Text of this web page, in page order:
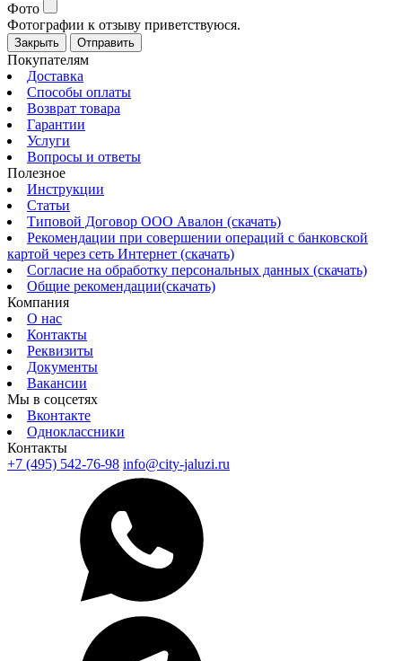
Фото
Фотографии к отзыву приветствуюся.
Закрыть Отправить
Покупателям
Доставка
Способы оплаты
Возврат товара
Гарантии
Услуги
Вопросы и ответы
Полезное
Инструкции
Статьи
Типовой Договор ООО Авалон (скачать)
Рекомендации при совершении операций с банковской
картой через сеть Интернет (скачать)
Согласие на обработку персональных данных (скачать)
Общие рекомендации(скачать)
Компания
О нас
Контакты
Реквизиты
Документы
Вакансии
Мы в соцсетях
Вконтакте
Одноклассники
Контакты
+7 (495) 542-76-98 info@city-jaluzi.ru